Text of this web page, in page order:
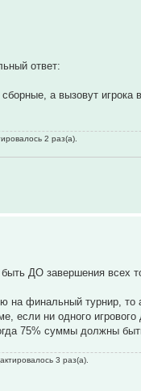
ответ:
а вызовут игрока
2 раз(а).
ДО завершения всех
на финальный турнир,
если ни одного
75% суммы должны
3 раз(а).